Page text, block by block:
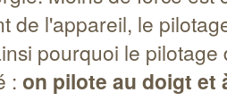
de l'appareil, le
pourquoi le
: on pilote au doigt et